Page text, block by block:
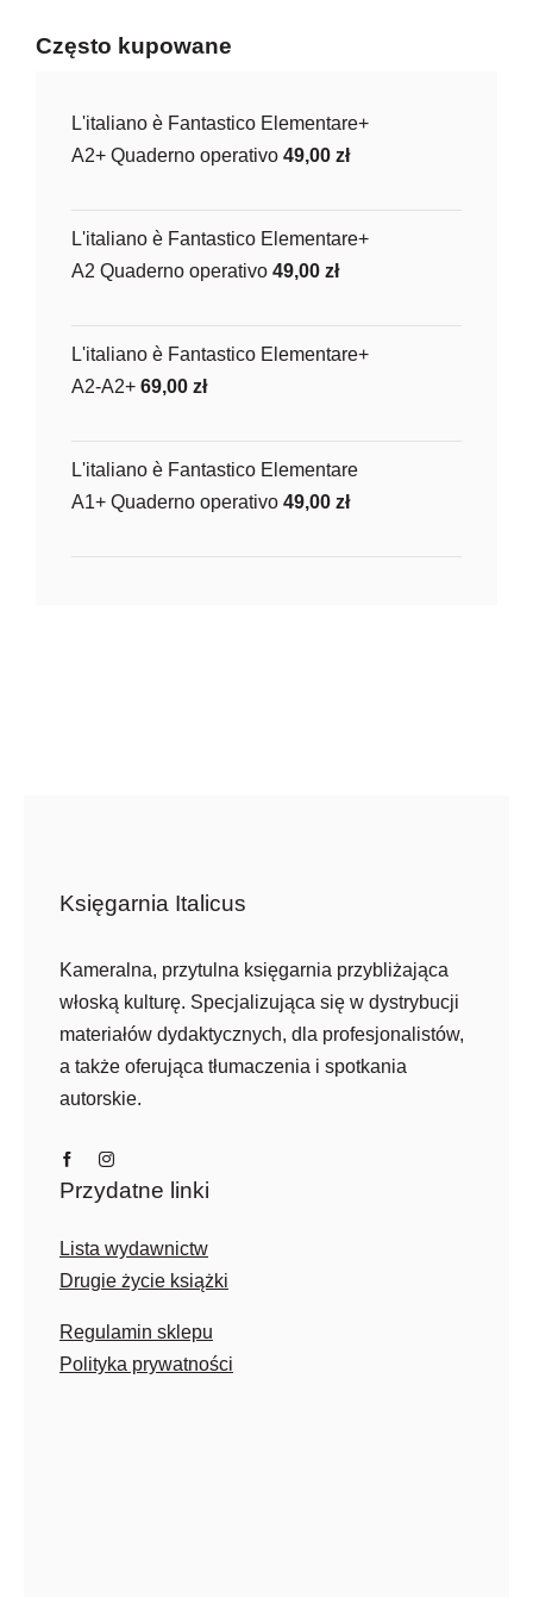
Często kupowane
L'italiano è Fantastico Elementare+
A2+ Quaderno operativo 49,00 zł
L'italiano è Fantastico Elementare+
A2 Quaderno operativo 49,00 zł
L'italiano è Fantastico Elementare+
A2-A2+ 69,00 zł
L'italiano è Fantastico Elementare
A1+ Quaderno operativo 49,00 zł
Księgarnia Italicus
Kameralna, przytulna księgarnia przybliżająca
włoską kulturę. Specjalizująca się w dystrybucji
materiałów dydaktycznych, dla profesjonalistów,
a także oferująca tłumaczenia i spotkania
autorskie.
Przydatne linki
Lista wydawnictw
Drugie życie książki
Regulamin sklepu
Polityka prywatności